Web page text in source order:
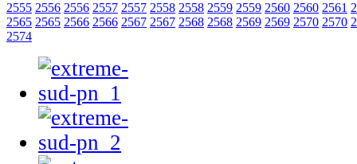
2555 2556 2556 2557 2557 2558 2558 2559 2559 2560 2560 2561
2565 2565 2566 2566 2567 2567 2568 2568 2569 2569 2570 2570
2574